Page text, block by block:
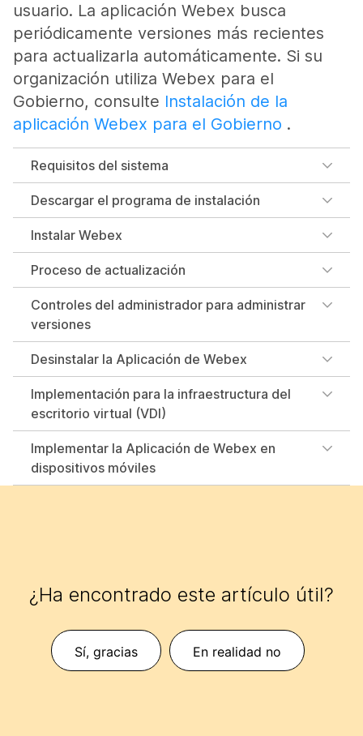
usuario. La aplicación Webex busca
periódicamente versiones más recientes
para actualizarla automáticamente. Si su
organización utiliza Webex para el
Gobierno, consulte Instalación de la
aplicación Webex para el Gobierno .
Requisitos del sistema
Descargar el programa de instalación
Instalar Webex
Proceso de actualización
Controles del administrador para administrar
versiones
Desinstalar la Aplicación de Webex
Implementación para la infraestructura del
escritorio virtual (VDI)
Implementar la Aplicación de Webex en
dispositivos móviles
¿Ha encontrado este artículo útil?
Sí, gracias En realidad no